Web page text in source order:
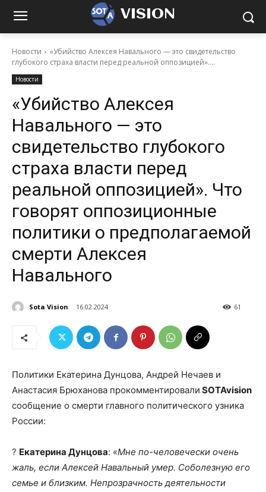
VISION
Новости
«Убийство Алексея Навального — это свидетельство
глубокого страха власти перед реальной оппозицией»....
Новости
«Убийство Алексея
Навального — это
свидетельство глубокого
страха власти перед
реальной оппозицией». Что
говорят оппозиционные
политики о предполагаемой
смерти Алексея
Навального
Sota Vision 16.02.2024 61
Политики Екатерина Дунцова, Андрей Нечаев и
Анастасия Брюханова прокомментировали SOTAvision
сообщение о смерти главного политического узника
России:
? Екатерина Дунцова: «Мне по-человечески очень
жаль, если Алексей Навальный умер. Соболезную его
семье и близким. Непрозрачность деятельности